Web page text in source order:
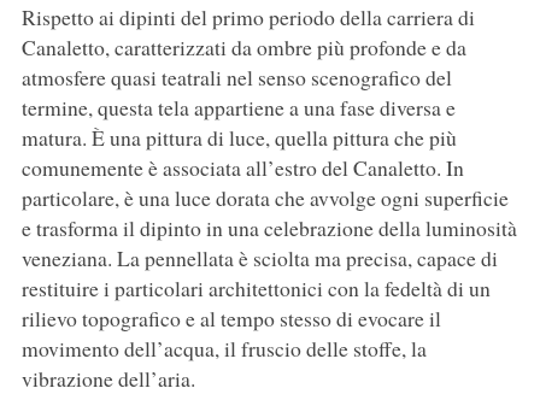
Rispetto ai dipinti del primo periodo della carriera di
Canaletto, caratterizzati da ombre più profonde e da
atmosfere quasi teatrali nel senso scenografico del
termine, questa tela appartiene a una fase diversa e
matura. È una pittura di luce, quella pittura che più
comunemente è associata all’estro del Canaletto. In
particolare, è una luce dorata che avvolge ogni superficie
e trasforma il dipinto in una celebrazione della luminosità
veneziana. La pennellata è sciolta ma precisa, capace di
restituire i particolari architettonici con la fedeltà di un
rilievo topografico e al tempo stesso di evocare il
movimento dell’acqua, il fruscio delle stoffe, la
vibrazione dell’aria.